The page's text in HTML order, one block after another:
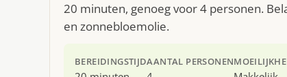
20 minuten, genoeg voor 4 personen.
en zonnebloemolie.
BEREIDINGSTIJDAANTAL PERSONEN